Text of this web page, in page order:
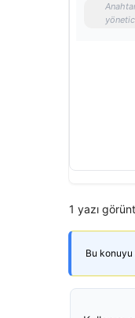
1 yazı
Bu konuyu